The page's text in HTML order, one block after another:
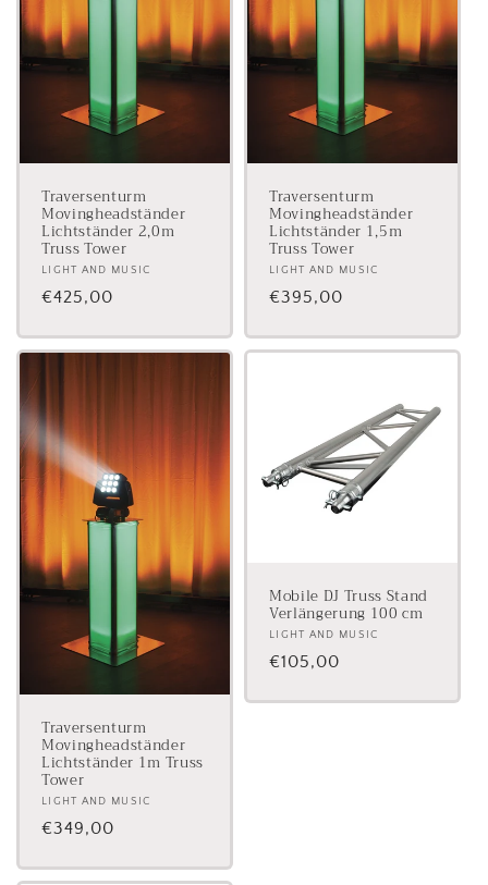
Traversenturm
Movingheadständer
Lichtständer 2,0m
Truss Tower
Anbieter:
LIGHT AND MUSIC
Normaler
€425,00
Traversenturm
Movingheadständer
Lichtständer 1,5m
Truss Tower
Anbieter:
LIGHT AND MUSIC
Normaler
€395,00
Traversenturm
Movingheadständer
Lichtständer 1m Truss
Tower
Anbieter:
LIGHT AND MUSIC
Normaler
€349,00
Mobile DJ Truss Stand
Verlängerung 100 cm
Anbieter:
LIGHT AND MUSIC
Normaler
€105,00